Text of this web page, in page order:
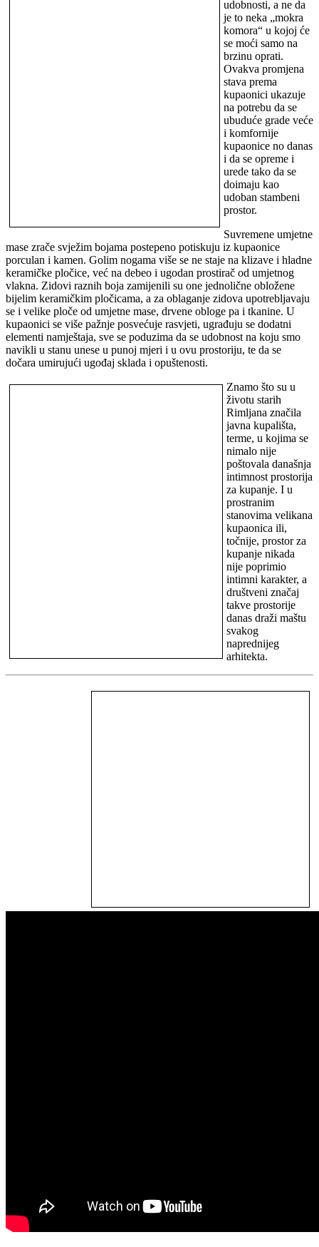
udobnosti, a ne da
je to neka „mokra
komora“ u kojoj će
se moći samo na
brzinu oprati.
Ovakva promjena
stava prema
kupaonici ukazuje
na potrebu da se
ubuduće grade veće
i komfornije
kupaonice no danas
i da se opreme i
urede tako da se
doimaju kao
udoban stambeni
prostor.
Suvremene umjetne
mase zrače svježim bojama postepeno potiskuju iz kupaonice
porculan i kamen. Golim nogama više se ne staje na klizave i hladne
keramičke pločice, već na debeo i ugodan prostirač od umjetnog
vlakna. Zidovi raznih boja zamijenili su one jednolične obložene
bijelim keramičkim pločicama, a za oblaganje zidova upotrebljavaju
se i velike ploče od umjetne mase, drvene obloge pa i tkanine. U
kupaonici se više pažnje posvećuje rasvjeti, ugrađuju se dodatni
elementi namještaja, sve se poduzima da se udobnost na koju smo
navikli u stanu unese u punoj mjeri i u ovu prostoriju, te da se
dočara umirujući ugođaj sklada i opuštenosti.
Znamo što su u
životu starih
Rimljana značila
javna kupališta,
terme, u kojima se
nimalo nije
poštovala današnja
intimnost prostorija
za kupanje. I u
prostranim
stanovima velikana
kupaonica ili,
točnije, prostor za
kupanje nikada
nije poprimio
intimni karakter, a
društveni značaj
takve prostorije
danas draži maštu
svakog
naprednijeg
arhitekta.